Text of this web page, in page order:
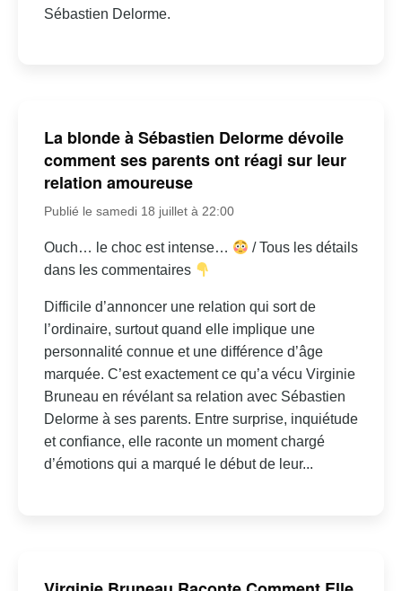
Sébastien Delorme.
La blonde à Sébastien Delorme dévoile
comment ses parents ont réagi sur leur
relation amoureuse
Publié le samedi 18 juillet à 22:00
Ouch… le choc est intense…
/ Tous les détails
dans les commentaires
Difficile d’annoncer une relation qui sort de
l’ordinaire, surtout quand elle implique une
personnalité connue et une différence d’âge
marquée. C’est exactement ce qu’a vécu Virginie
Bruneau en révélant sa relation avec Sébastien
Delorme à ses parents. Entre surprise, inquiétude
et confiance, elle raconte un moment chargé
d’émotions qui a marqué le début de leur...